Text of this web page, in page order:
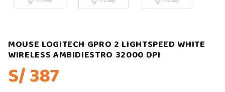
MOUSE LOGITECH GPRO 2 LIGHTSPEED WHITE
WIRELESS AMBIDIESTRO 32000 DPI
S/ 387